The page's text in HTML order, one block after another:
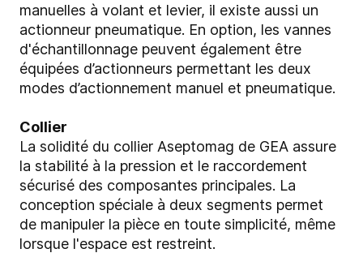
manuelles à volant et levier, il existe aussi un
actionneur pneumatique. En option, les vannes
d'échantillonnage peuvent également être
équipées d’actionneurs permettant les deux
modes d’actionnement manuel et pneumatique.
Collier
La solidité du collier Aseptomag de GEA assure
la stabilité à la pression et le raccordement
sécurisé des composantes principales. La
conception spéciale à deux segments permet
de manipuler la pièce en toute simplicité, même
lorsque l'espace est restreint.